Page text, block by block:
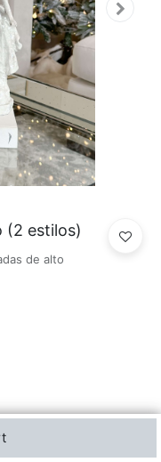
(2 estilos)
de alto